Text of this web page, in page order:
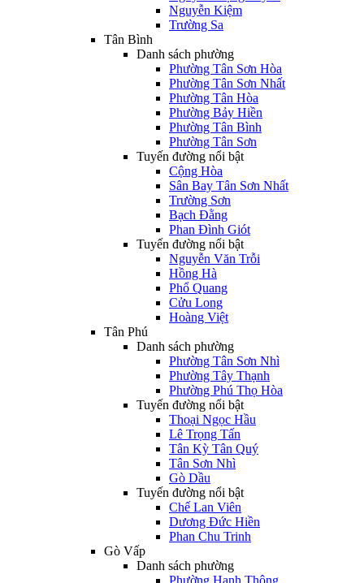
Nguyễn Kiệm
Trường Sa
Tân Bình
Danh sách phường
Phường Tân Sơn Hòa
Phường Tân Sơn Nhất
Phường Tân Hòa
Phường Bảy Hiền
Phường Tân Bình
Phường Tân Sơn
Tuyến đường nổi bật
Cộng Hòa
Sân Bay Tân Sơn Nhất
Trường Sơn
Bạch Đằng
Phan Đình Giót
Tuyến đường nổi bật
Nguyễn Văn Trỗi
Hồng Hà
Phổ Quang
Cửu Long
Hoàng Việt
Tân Phú
Danh sách phường
Phường Tân Sơn Nhì
Phường Tây Thạnh
Phường Phú Thọ Hòa
Tuyến đường nổi bật
Thoại Ngọc Hầu
Lê Trọng Tấn
Tân Kỳ Tân Quý
Tân Sơn Nhì
Gò Dầu
Tuyến đường nổi bật
Chế Lan Viên
Dương Đức Hiền
Phan Chu Trinh
Gò Vấp
Danh sách phường
Phường Hạnh Thông